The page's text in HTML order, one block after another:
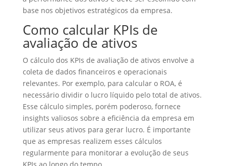
base nos objetivos estratégicos da empresa.
Como calcular KPIs de
avaliação de ativos
O cálculo dos KPIs de avaliação de ativos envolve a
coleta de dados financeiros e operacionais
relevantes. Por exemplo, para calcular o ROA, é
necessário dividir o lucro líquido pelo total de ativos.
Esse cálculo simples, porém poderoso, fornece
insights valiosos sobre a eficiência da empresa em
utilizar seus ativos para gerar lucro. É importante
que as empresas realizem esses cálculos
regularmente para monitorar a evolução de seus